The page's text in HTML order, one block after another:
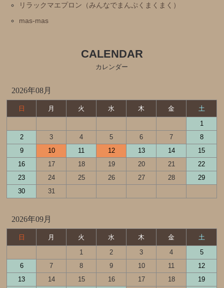
強冷感ポンチョ
Baby Set (ビブとソックスのパッケージセット）
mas-mas
リラックマエプロン（みんなでまんぷくまくまく）
mas-mas
CALENDAR
カレンダー
2026年08月
日 月 火 水 木 金
土
1
2
3 4 5 6 7
8
9
10 11 12 13 14
15
16
17 18 19 20 21
22
23
24 25 26 27 28
29
30
31
2026年09月
日 月 火 水 木 金
土
1
2 3 4
5
6
7 8 9 10 11
12
13
14 15 16 17 18
19